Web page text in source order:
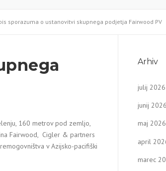
sporazuma o ustanovitvi skupnega podjetja Fairwood PV
160 metrov pod zemljo,
Fairwood, Cigler & partners
v Azijsko-pacifiški
Arhiv
julij 2026
junij 2026
maj 2026
april
marec